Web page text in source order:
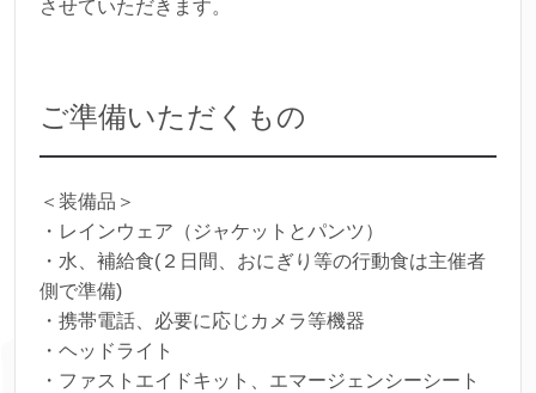
させていただきます。
ご準備いただくもの
＜装備品＞
・レインウェア（ジャケットとパンツ）
・水、補給食(２日間、おにぎり等の行動食は主催者
側で準備)
・携帯電話、必要に応じカメラ等機器
・ヘッドライト
・ファストエイドキット、エマージェンシーシート